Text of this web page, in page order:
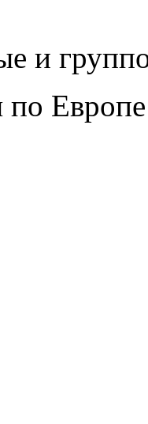
и
по